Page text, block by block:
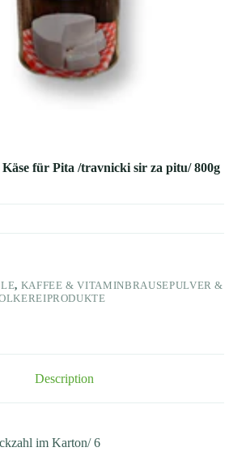
für Pita /travnicki sir za pitu/ 800g
, KAFFEE & VITAMINBRAUSEPULVER &
Description
im Karton/ 6